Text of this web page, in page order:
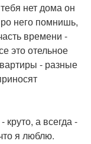
нет дома он
него помнишь,
времени -
это отельное
- разные
круто, а всегда -
я люблю.